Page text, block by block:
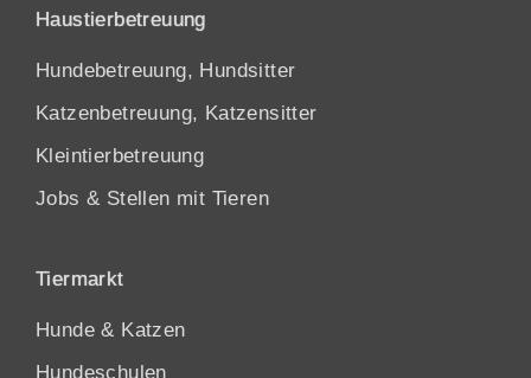
Haustierbetreuung
Hundebetreuung, Hundsitter
Katzenbetreuung, Katzensitter
Kleintierbetreuung
Jobs & Stellen mit Tieren
Tiermarkt
Hunde & Katzen
Hundeschulen